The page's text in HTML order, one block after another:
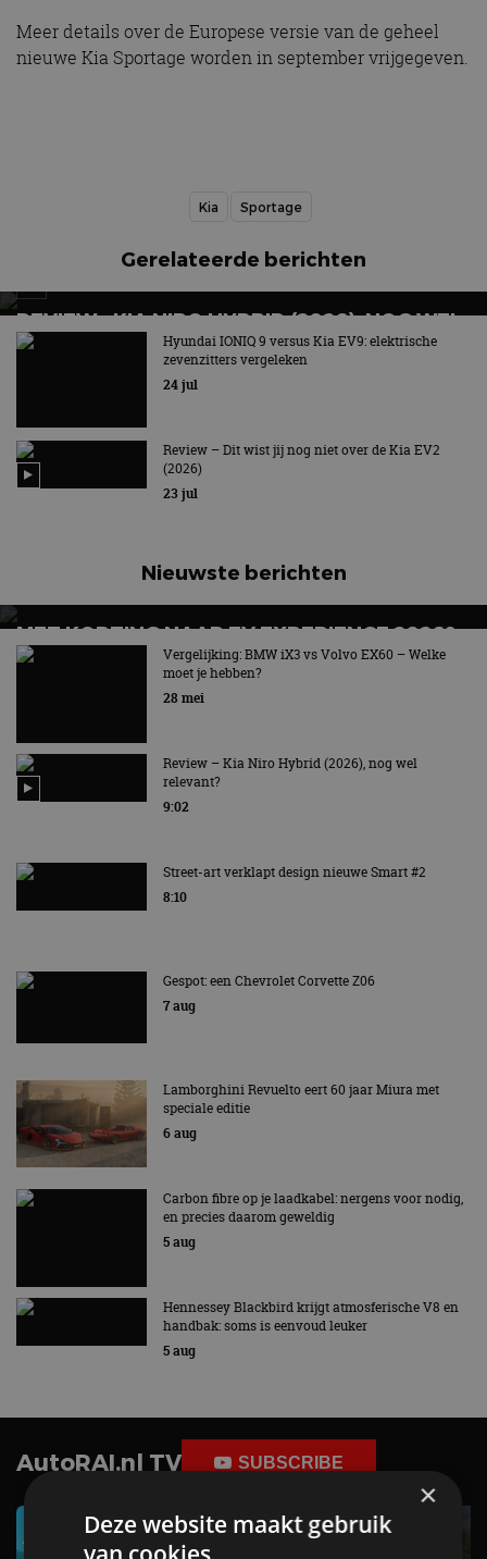
Meer details over de Europese versie van de geheel
nieuwe Kia Sportage worden in september vrijgegeven.
Kia Sportage
Gerelateerde berichten
REVIEW – KIA NIRO HYBRID (2026), NOG WEL
RELEVANT?
Getest: Kia Niro Hybrid DynamicPlusLine, de
populairste uitvoering
Hyundai IONIQ 9 versus Kia EV9: elektrische
zevenzitters vergeleken
24 jul
Review – Dit wist jij nog niet over de Kia EV2
(2026)
23 jul
Nieuwste berichten
MET KORTING NAAR EV EXPERIENCE 2026?
AUTORAI REGELT HET!
EV Experience 2026 van 24 tot 26 september
Vergelijking: BMW iX3 vs Volvo EX60 – Welke
moet je hebben?
28 mei
Review – Kia Niro Hybrid (2026), nog wel
relevant?
9:02
Street-art verklapt design nieuwe Smart #2
8:10
Gespot: een Chevrolet Corvette Z06
7 aug
Lamborghini Revuelto eert 60 jaar Miura met
speciale editie
6 aug
Carbon fibre op je laadkabel: nergens voor nodig,
en precies daarom geweldig
5 aug
Hennessey Blackbird krijgt atmosferische V8 en
handbak: soms is eenvoud leuker
5 aug
AutoRAI.nl TV SUBSCRIBE
×
Deze website maakt gebruik